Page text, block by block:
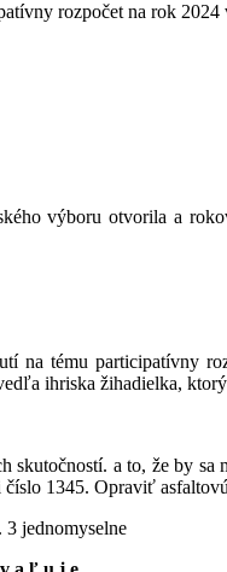
rozpočet na rok 2024
výboru otvorila a
na tému participatívny
ihriska žihadielka,
skutočností. a to, že by
1345. Opraviť
jednomyselne